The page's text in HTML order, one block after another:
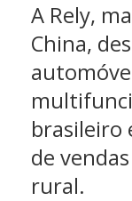
A Rely,
China,
brasileiro
de
rural.